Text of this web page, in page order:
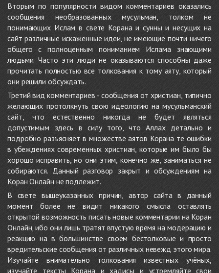
Вторым по популярности видом комментариев оказались
сообщения необразованных мусульман, толком не
понимающих Ислам в свете Корана и сунны и несущих на
сайт различные искажённые идеи, не имеющие почти ничего
общего с полноценным пониманием Ислама знающими
людьми. Часто эти люди не оказываются способны даже
прочитать полностью все толкования к тому аяту, который
они решили обсуждать.
Третий вид комментариев - сообщения от христиан, типично
желающих протолкнуть свою идеологию на мусульманский
сайт, что естественно никогда не будет являться
допустимым здесь в силу того, что Аллах детально и
подробно разъясняет в множестве аятов Корана те ошибки
в убеждениях современных христиан, которые им было бы
хорошо исправить, но они этим, конечно же, заниматься не
собираются. Данный разговор закрыт и обсуждениям на
Коран Онлайн не подлежит.
В свете вышеуказанных причин, автор сайта в данный
момент более не видит никакого смысла оставлять
открытой возможность писать новые комментарии на Коран
Онлайн, ибо они лишь тратят впустую время на модерацию и
реакцию на в большинстве своём бестолковые и просто
вредительские сообщения от различных невежд этого мира.
Изучайте внимательно толкования известных учёных,
изучайте тексты Корана и хадисы и устремляйте свои